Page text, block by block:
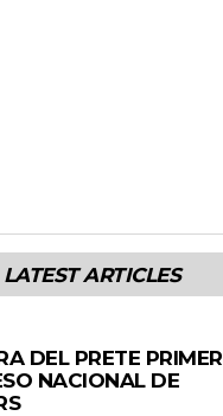
LATEST ARTICLES
DEL PRETE PRIMER
NACIONAL DE